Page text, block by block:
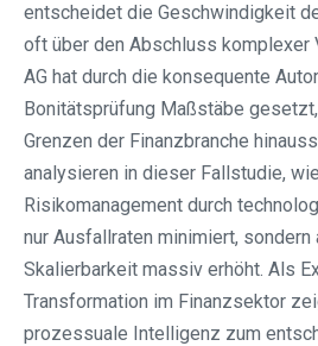
entscheidet die Geschwindigkeit
oft über den Abschluss komplexer
AG hat durch die konsequente
Bonitätsprüfung Maßstäbe
Grenzen der Finanzbranche
analysieren in dieser Fallstudie,
Risikomanagement durch
nur Ausfallraten minimiert, sondern
Skalierbarkeit massiv erhöht. Als
Transformation im Finanzsektor
prozessuale Intelligenz zum